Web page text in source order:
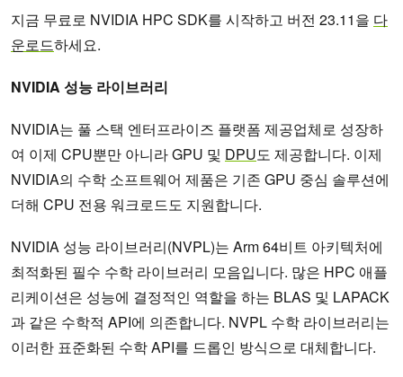
지금 무료로 NVIDIA HPC SDK를 시작하고 버전 23.11을 다
운로드하세요.
NVIDIA 성능 라이브러리
NVIDIA는 풀 스택 엔터프라이즈 플랫폼 제공업체로 성장하
여 이제 CPU뿐만 아니라 GPU 및 DPU도 제공합니다. 이제
NVIDIA의 수학 소프트웨어 제품은 기존 GPU 중심 솔루션에
더해 CPU 전용 워크로드도 지원합니다.
NVIDIA 성능 라이브러리(NVPL)는 Arm 64비트 아키텍처에
최적화된 필수 수학 라이브러리 모음입니다. 많은 HPC 애플
리케이션은 성능에 결정적인 역할을 하는 BLAS 및 LAPACK
과 같은 수학적 API에 의존합니다. NVPL 수학 라이브러리는
이러한 표준화된 수학 API를 드롭인 방식으로 대체합니다.